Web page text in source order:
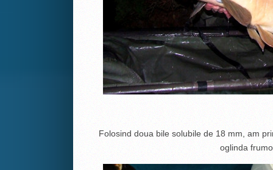
Folosind doua bile solubile de 18 mm, am
oglinda